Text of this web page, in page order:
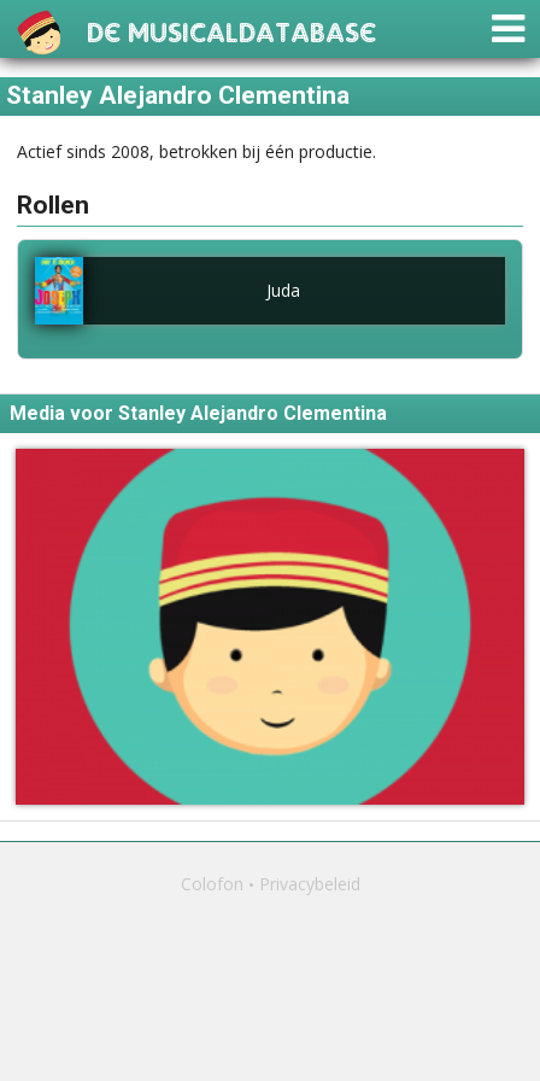
De Musicaldatabase
Stanley Alejandro Clementina
Actief sinds 2008, betrokken bij één productie.
Rollen
Juda
Media voor Stanley Alejandro Clementina
Colofon Privacybeleid